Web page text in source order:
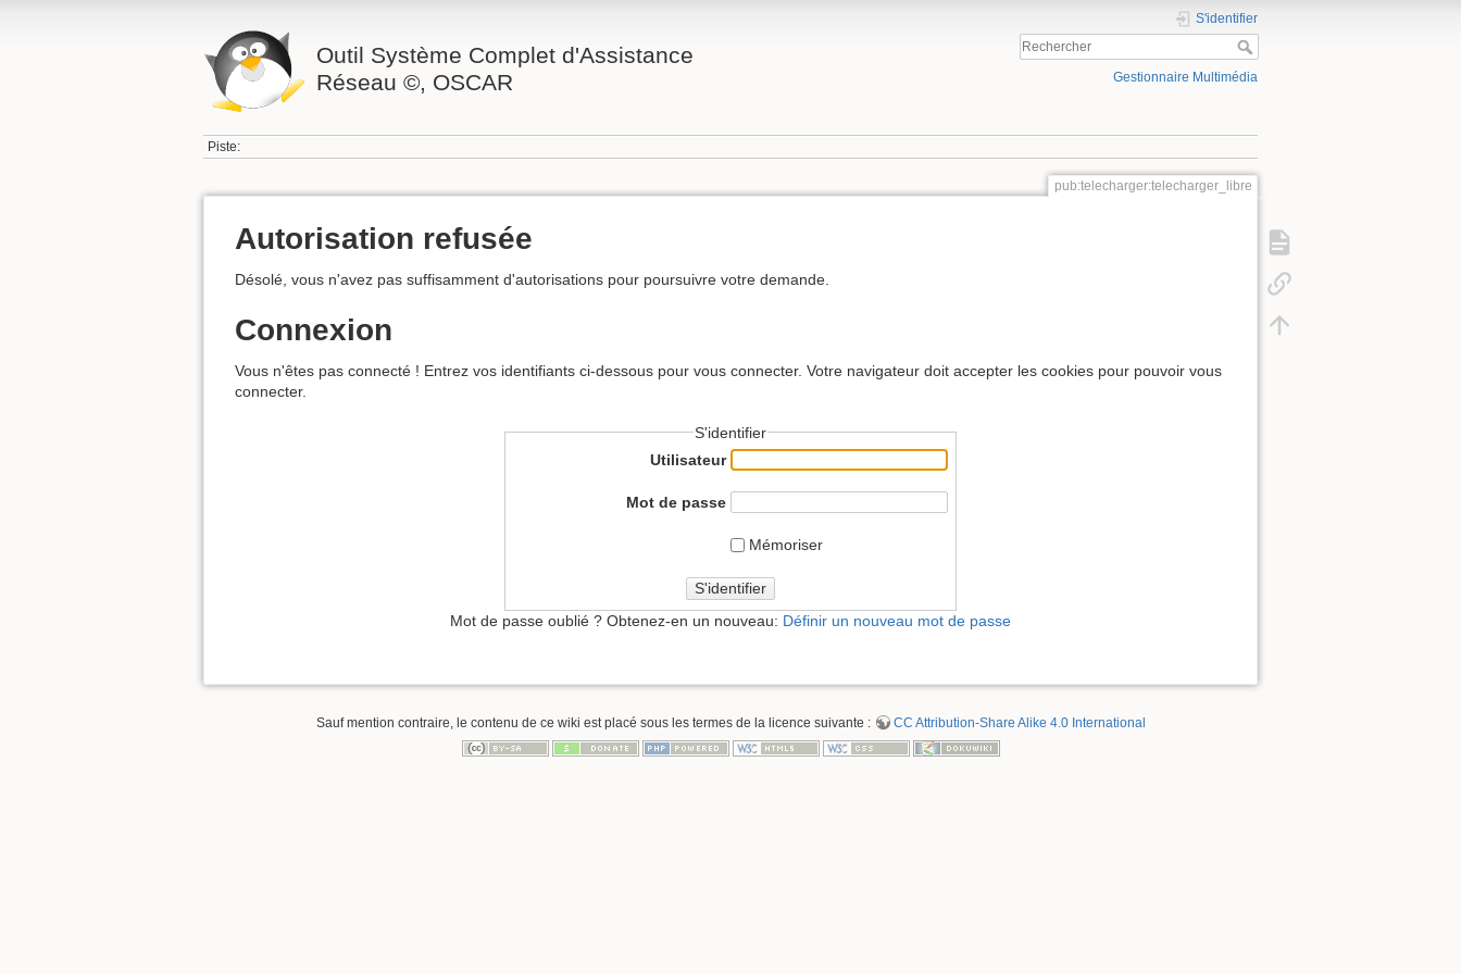
Outil Système Complet d'Assistance
Réseau ©, OSCAR
S'identifier
Gestionnaire Multimédia
Piste:
pub:telecharger:telecharger_libre
Autorisation refusée
Désolé, vous n'avez pas suffisamment d'autorisations pour poursuivre votre demande.
Connexion
Vous n'êtes pas connecté ! Entrez vos identifiants ci-dessous pour vous connecter. Votre navigateur doit accepter les cookies pour pouvoir vous
connecter.
S'identifier
Utilisateur
Mot de passe
Mémoriser
S'identifier
Mot de passe oublié ? Obtenez-en un nouveau: Définir un nouveau mot de passe
Sauf mention contraire, le contenu de ce wiki est placé sous les termes de la licence suivante : CC Attribution-Share Alike 4.0 International